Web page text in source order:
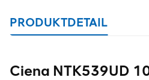
PRODUKTDETAIL
Ciena NTK539UD